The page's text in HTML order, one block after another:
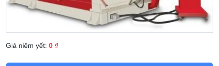
Giá niêm yết: 0 ₫